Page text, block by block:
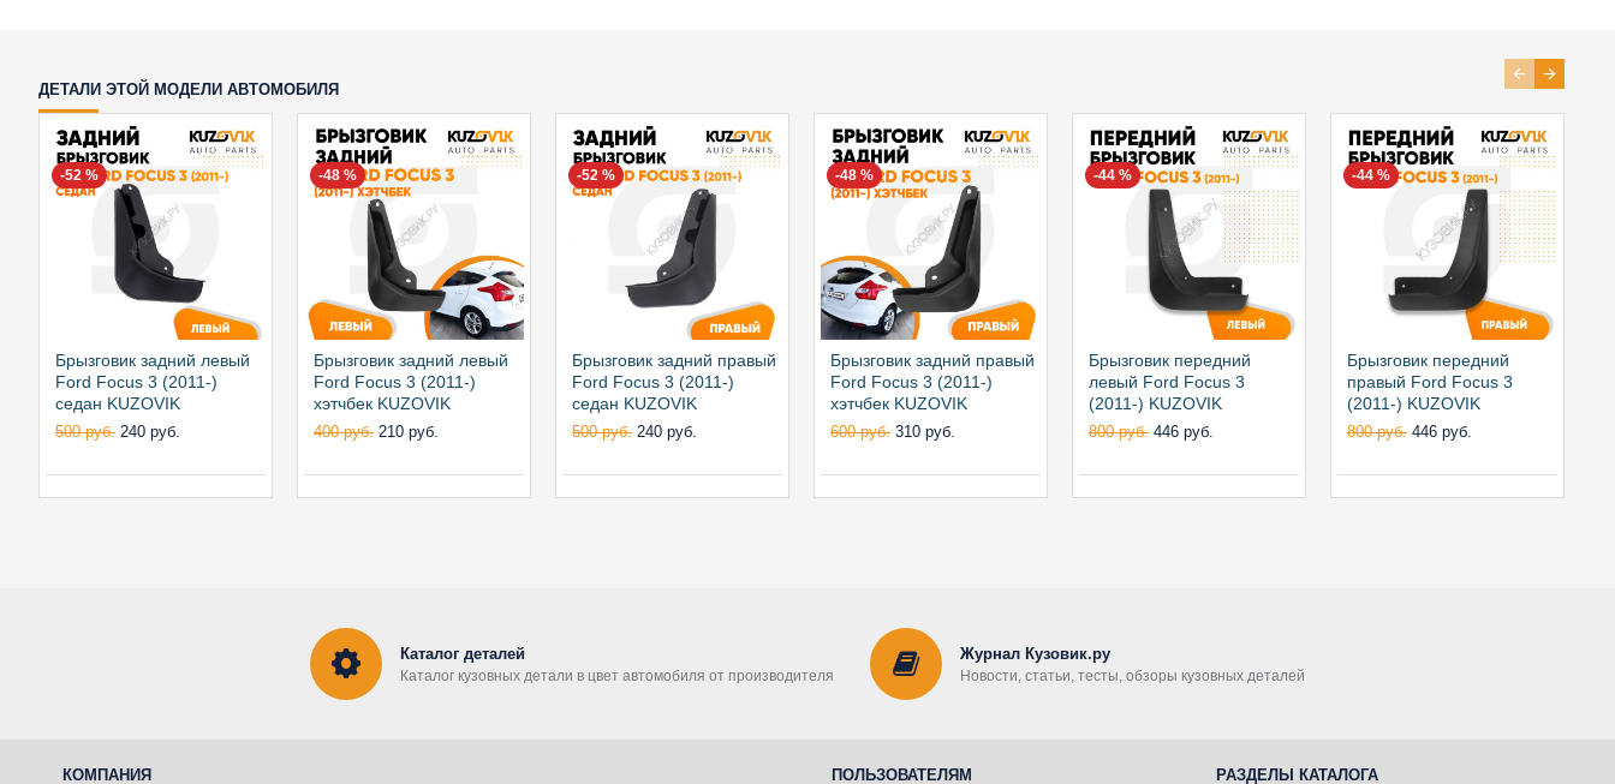
ДЕТАЛИ ЭТОЙ МОДЕЛИ АВТОМОБИЛЯ
-52 %
Брызговик задний левый
Ford Focus 3 (2011-)
седан KUZOVIK
500 руб. 240 руб.
-48 %
Брызговик задний левый
Ford Focus 3 (2011-)
хэтчбек KUZOVIK
400 руб. 210 руб.
-52 %
Брызговик задний правый
Ford Focus 3 (2011-)
седан KUZOVIK
500 руб. 240 руб.
-48 %
Брызговик задний правый
Ford Focus 3 (2011-)
хэтчбек KUZOVIK
600 руб. 310 руб.
-44 %
Брызговик передний
левый Ford Focus 3
(2011-) KUZOVIK
800 руб. 446 руб.
-44 %
Брызговик передний
правый Ford Focus 3
(2011-) KUZOVIK
800 руб. 446 руб.
Каталог деталей
Каталог кузовных детали в цвет автомобиля от производителя
Журнал Кузовик.ру
Новости, статьи, тесты, обзоры кузовных деталей
КОМПАНИЯ ПОЛЬЗОВАТЕЛЯМ РАЗДЕЛЫ КАТАЛОГА